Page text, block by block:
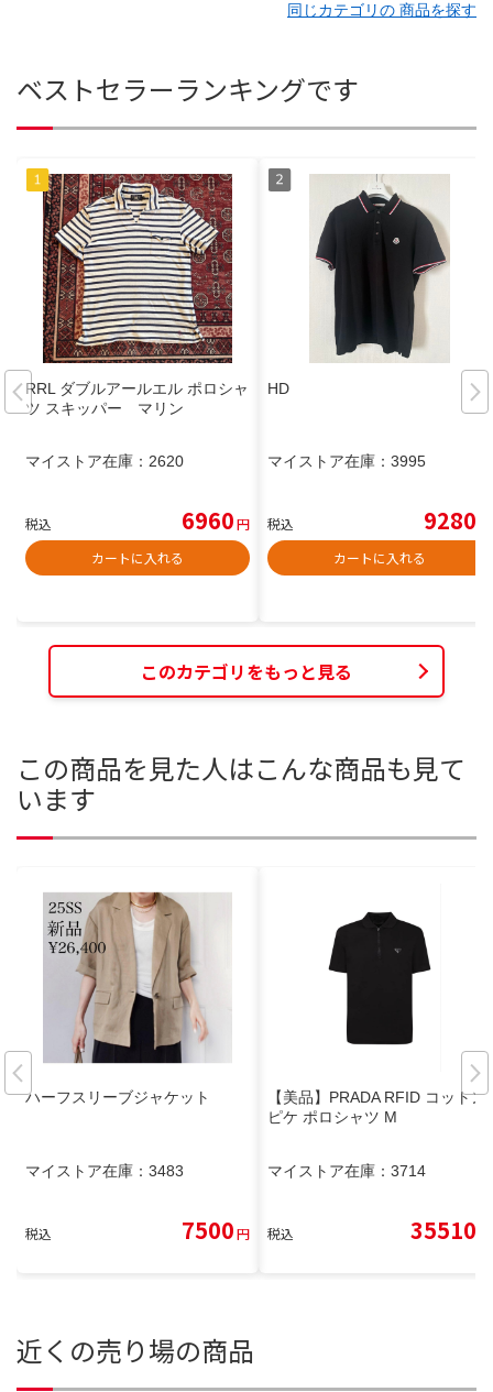
同じカテゴリの 商品を探す
ベストセラーランキングです
RRL ダブルアールエル ポロシャ
ツ スキッパー マリン
マイストア在庫： 2620
税込 6960円
カートに入れる
HD
マイストア在庫： 3995
税込 9280
カートに入れる
このカテゴリをもっと見る
この商品を見た人はこんな商品も見て
います
ハーフスリーブジャケット
マイストア在庫： 3483
税込 7500円
【美品】PRADA RFID コットン
ピケ ポロシャツ M
マイストア在庫： 3714
税込 35510
近くの売り場の商品